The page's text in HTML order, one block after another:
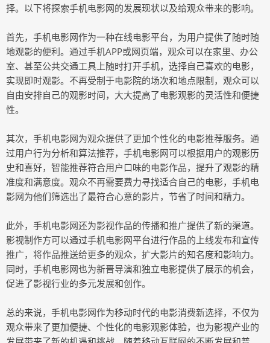
择。以下将探索手机电影网的发展现状以及给观众带来的影响。
首先，手机电影网作为一种在线电影平台，为用户提供了随时随
地观影的便利。通过手机APP或网页端，观众可以在家里、办公
室、甚至公共交通工具上随时打开手机，选择自己喜欢的电影，
实现即时观影。不再受制于电影院的场次和地点限制，观众可以
自由安排自己的观影时间，大大提高了电影观影的灵活性和便捷
性。
其次，手机电影网为观众提供了更加个性化的电影推荐服务。通
过用户行为分析和算法推荐，手机电影网可以根据用户的观影历
史和喜好，智能推荐符合用户口味的电影作品，提升了观影的精
准度和满意度。观众不再需要费力寻找适合自己的电影，手机电
影网为他们筛选出了最符合心意的影片，节省了时间和精力。
此外，手机电影网还为影视作品的传播和推广提供了新的渠道。
影视制作方可以通过手机电影网平台进行作品的上线发布和宣传
推广，将作品推送给更多的观众，扩大影片的知名度和影响力。
同时，手机电影网也为新晋导演和独立电影提供了展示的机会，
促进了影视行业的多元发展和创作。
总的来说，手机电影网作为移动时代的电影消费新选择，不仅为
观众带来了更加便捷、个性化的电影观影体验，也为影视产业的